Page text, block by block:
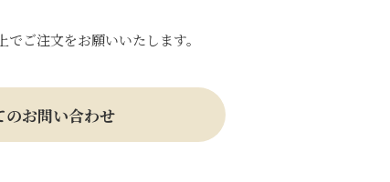
ご注文をお願いいたします。
のお問い合わせ